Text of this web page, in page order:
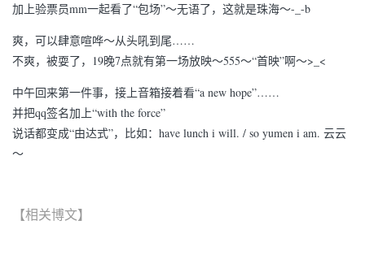
加上验票员mm一起看了“包场”～无语了，这就是珠海～-_-b
爽，可以肆意喧哗～从头吼到尾……
不爽，被耍了，19晚7点就有第一场放映～555～“首映”啊～>_<
中午回来第一件事，接上音箱接着看“a new hope”……
并把qq签名加上“with the force”
说话都变成“由达式”，比如：have lunch i will. / so yumen i am. 云云
～
【相关博文】